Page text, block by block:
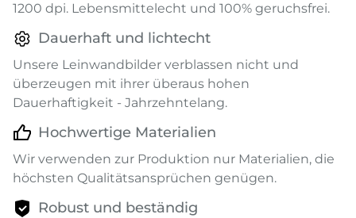
1200 dpi. Lebensmittelecht und 100% geruchsfrei.
Dauerhaft und lichtecht
Unsere Leinwandbilder verblassen nicht und
überzeugen mit ihrer überaus hohen
Dauerhaftigkeit - Jahrzehntelang.
Hochwertige Materialien
Wir verwenden zur Produktion nur Materialien, die
höchsten Qualitätsansprüchen genügen.
Robust und beständig